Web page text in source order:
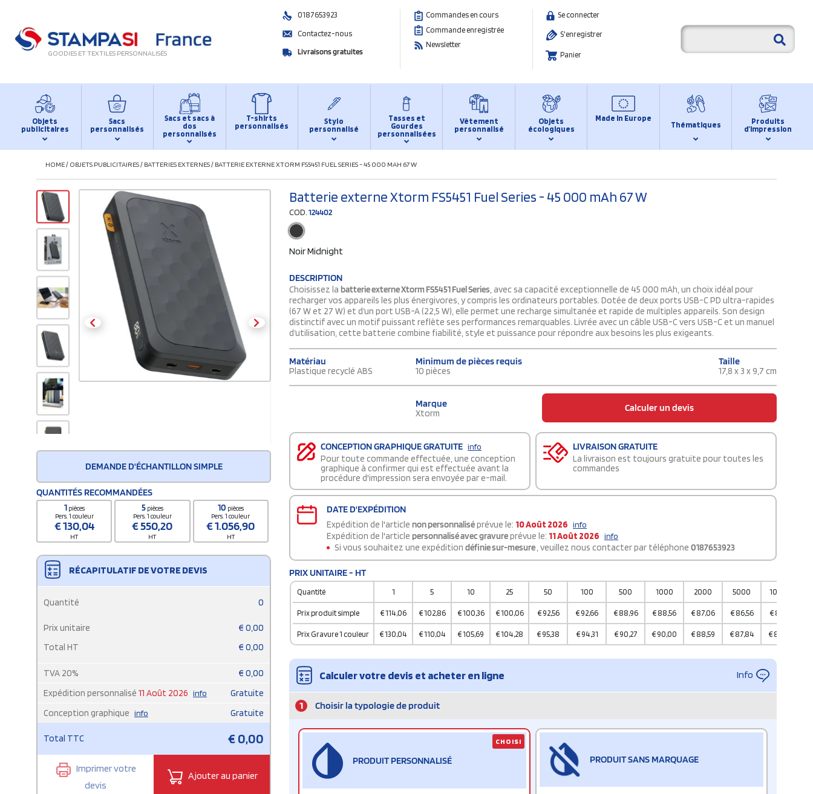
GOODIES ET TEXTILES PERSONNALISÉS
0187653923
Contactez-nous
Livraisons gratuites
Commandes en cours
Commande enregistrée
Newsletter
Se connecter
S'enregistrer
Panier
Objets
publicitaires
Sacs
personnalisés
Sacs et sacs à
dos
personnalisés
T-shirts
personnalisés
Stylo
personnalisé
Tasses et
Gourdes
personnalisées
Vêtement
personnalisé
Objets
écologiques
Made in Europe
Thématiques
Produits
d’impression
HOME/ OBJETS PUBLICITAIRES/ BATTERIES EXTERNES/ BATTERIE EXTERNE XTORM FS5451 FUEL SERIES - 45 000 MAH 67 W
DEMANDE D'ÉCHANTILLON SIMPLE
QUANTITÉS RECOMMANDÉES
1 pièces
Pers. 1 couleur
€130,04
HT
5 pièces
Pers. 1 couleur
€550,20
HT
10 pièces
Pers. 1 couleur
€1.056,90
HT
RÉCAPITULATIF DE VOTRE DEVIS
Quantité 0
Prix unitaire € 0,00
Total HT
€ 0,00
TVA 20% € 0,00
Expédition personnalisé 11 Août 2026 info
Gratuite
Conception graphique info Gratuite
Total TTC €0,00
Imprimer votre
devis
Ajouter au panier
Batterie externe Xtorm FS5451 Fuel Series - 45 000 mAh 67 W
COD.124402
Noir Midnight
DESCRIPTION
Choisissez la batterie externe Xtorm FS5451 Fuel Series, avec sa capacité exceptionnelle de 45 000 mAh, un choix idéal pour
recharger vos appareils les plus énergivores, y compris les ordinateurs portables. Dotée de deux ports USB-C PD ultra-rapides
(67 W et 27 W) et d’un port USB-A (22,5 W), elle permet une recharge simultanée et rapide de multiples appareils. Son design
distinctif avec un motif puissant reflète ses performances remarquables. Livrée avec un câble USB-C vers USB-C et un manuel
d’utilisation, cette batterie combine fiabilité, style et puissance pour répondre aux besoins les plus exigeants.
Matériau
Plastique recyclé ABS
Minimum de pièces requis
10 pièces
Taille
17,8 x 3 x 9,7 cm
Marque
Xtorm Calculer un devis
CONCEPTION GRAPHIQUE GRATUITE info
Pour toute commande effectuée, une conception
graphique à confirmer qui est effectuée avant la
procédure d'impression sera envoyée par e-mail.
LIVRAISON GRATUITE
La livraison est toujours gratuite pour toutes les
commandes
DATE D'EXPÉDITION
Expédition de l'article non personnaliséprévue le: 10 Août 2026 info
Expédition de l'article personnalisé avec gravureprévue le: 11 Août 2026 info
Si vous souhaitez une expédition définie sur-mesure, veuillez nous contacter par téléphone 0187653923
PRIX UNITAIRE - HT
Quantité 1 5 10 25 50 100 500 1000 2000 5000 10000
Prix produit simple €114,06 €102,86 €100,36 €100,06 € 92,56 € 92,66 € 88,96 € 88,56 € 87,06 € 86,56 € 85,31
Prix Gravure 1 couleur €130,04 €110,04 €105,69 €104,28 € 95,38 € 94,31 € 90,27 € 90,00 € 88,59 € 87,84 € 87,07
Calculer votre devis et acheter en ligne Info
1 Choisir la typologie de produit
PRODUIT PERSONNALISÉ
CHOISI
PRODUIT SANS MARQUAGE